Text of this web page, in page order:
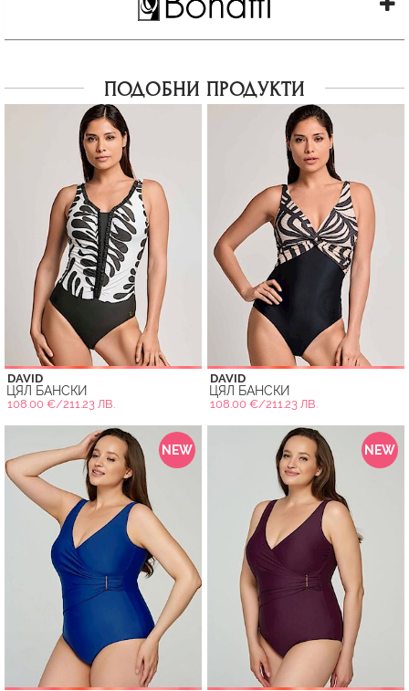
ПОДОБНИ ПРОДУКТИ
DAVID
ЦЯЛ БАНСКИ
108.00 €/211.23 ЛВ.
DAVID
ЦЯЛ БАНСКИ
108.00 €/211.23 ЛВ.
NEW NEW